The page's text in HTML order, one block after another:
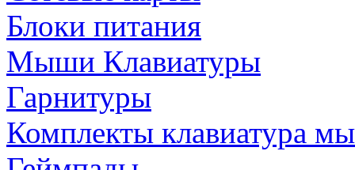
Блоки питания
Мыши Клавиатуры
Гарнитуры
Комплекты клавиатура